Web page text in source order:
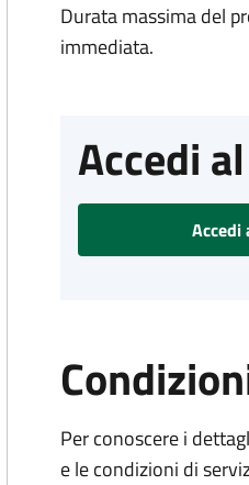
Durata massima del
immediata.
Accedi
Accedi
Per conoscere i
e le condizioni di